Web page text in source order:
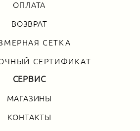
ОПЛАТА
ВОЗВРАТ
СЕТКА
СЕРТИФИКАТ
СЕРВИС
МАГАЗИНЫ
КОНТАКТЫ